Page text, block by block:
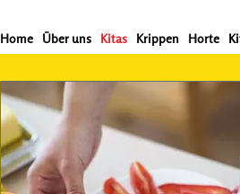
Home Über uns Kitas Krippen Horte